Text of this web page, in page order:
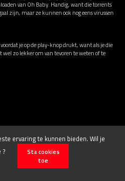
van Oh Baby. Handig, want die torrents
zijn, maar ze kunnen ook nog eens virussen
je op de play-knop drukt, want als je die
wel zo lekker om van tevoren te weten of te
ervaring te kunnen bieden. Wil je
Sta cookies
toe
Algemene voorwaarden
rights reserved.